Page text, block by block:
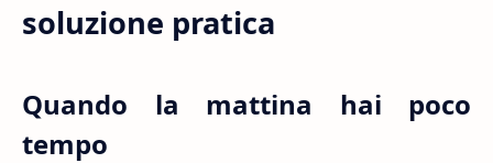
soluzione pratica
Quando la mattina hai poco
tempo